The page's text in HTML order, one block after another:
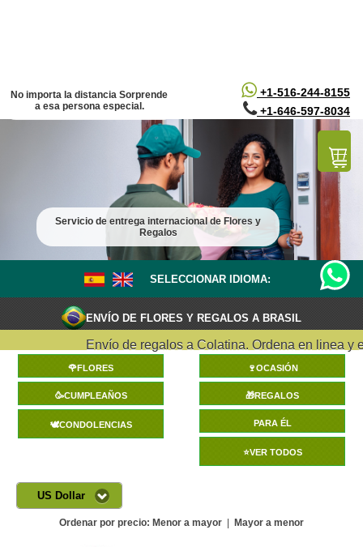
+1-516-244-8155
+1-646-597-8034
No importa la distancia Sorprende
a esa persona especial.
Servicio de entrega internacional de Flores y
Regalos
SELECCIONAR IDIOMA:
ENVÍO DE FLORES Y REGALOS A BRASIL
Envío de regalos a Colatina. Ordena en linea y
🌹FLORES 🍷OCASIÓN
🥳CUMPLEAÑOS 🎁REGALOS
🕊️CONDOLENCIAS PARA ÉL
⭐VER TODOS
US Dollar
Ordenar por precio: Menor a mayor Mayor a menor